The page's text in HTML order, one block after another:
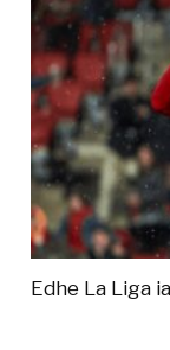
Edhe La Liga